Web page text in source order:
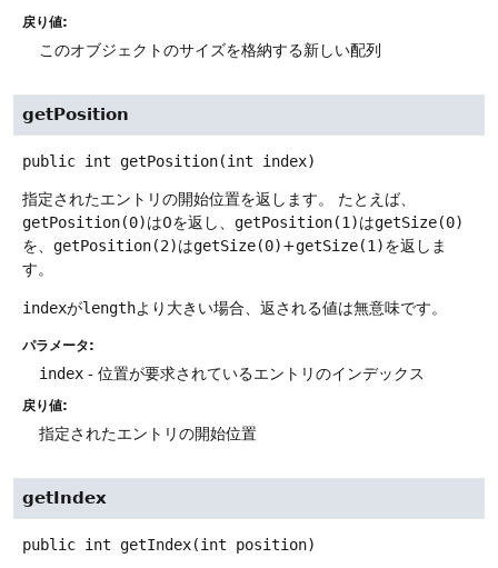
戻り値:
このオブジェクトのサイズを格納する新しい配列
getPosition
public int getPosition(int index)
指定されたエントリの開始位置を返します。
たとえば、
getPosition(0)は0を返し、 getPosition(1)はgetSize(0)
を、 getPosition(2)はgetSize(0)+getSize(1)を返しま
す。
indexがlengthより大きい場合、返される値は無意味です。
パラメータ:
index - 位置が要求されているエントリのインデックス
戻り値:
指定されたエントリの開始位置
getIndex
public int getIndex(int position)